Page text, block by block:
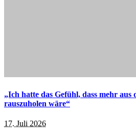
„Ich hatte das Gefühl, dass mehr aus
rauszuholen wäre“
17. Juli 2026